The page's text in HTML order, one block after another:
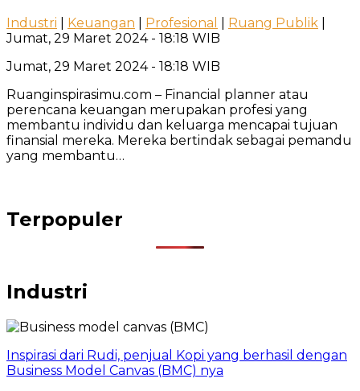
Industri Keuangan Profesional Ruang Publik
Jumat, 29 Maret 2024 - 18:18 WIB
Jumat, 29 Maret 2024 - 18:18 WIB
Ruanginspirasimu.com – Financial planner atau
perencana keuangan merupakan profesi yang
membantu individu dan keluarga mencapai tujuan
finansial mereka. Mereka bertindak sebagai pemandu
yang membantu…
Terpopuler
Industri
Inspirasi dari Rudi, penjual Kopi yang berhasil dengan
Business Model Canvas (BMC) nya